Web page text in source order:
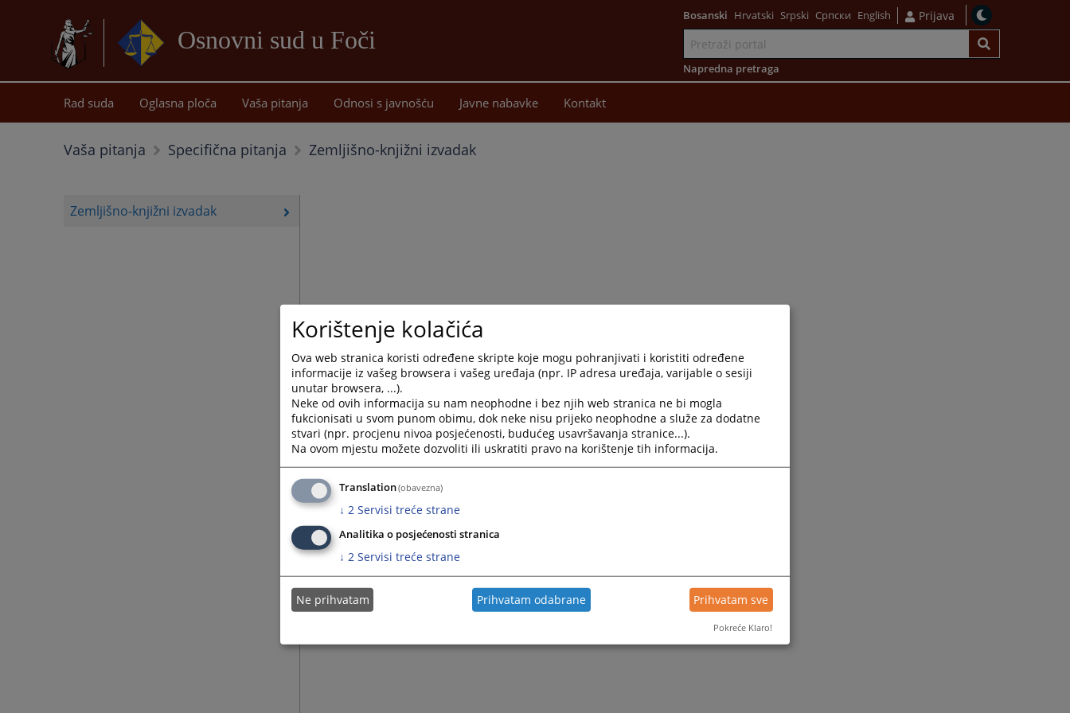
Osnovni sud u Foči
sadržaj
Bosanski Hrvatski Srpski Српски English Prijava
Napredna pretraga
Rad suda Oglasna ploča Vaša pitanja Odnosi s javnošću Javne nabavke Kontakt
Vaša pitanja Specifična pitanja Zemljišno-knjižni izvadak
Zemljišno-knjižni izvadak
Korištenje kolačića
Ova web stranica koristi određene skripte koje mogu pohranjivati i koristiti određene
informacije iz vašeg browsera i vašeg uređaja (npr. IP adresa uređaja, varijable o sesiji
unutar browsera, ...).
Neke od ovih informacija su nam neophodne i bez njih web stranica ne bi mogla
fukcionisati u svom punom obimu, dok neke nisu prijeko neophodne a služe za dodatne
stvari (npr. procjenu nivoa posjećenosti, budućeg usavršavanja stranice...).
Na ovom mjestu možete dozvoliti ili uskratiti pravo na korištenje tih informacija.
Translation(obavezna)
↓ 2 Servisi treće strane
Analitika o posjećenosti stranica
↓ 2 Servisi treće strane
Ne prihvatam Prihvatam odabrane Prihvatam sve
Pokreće Klaro!